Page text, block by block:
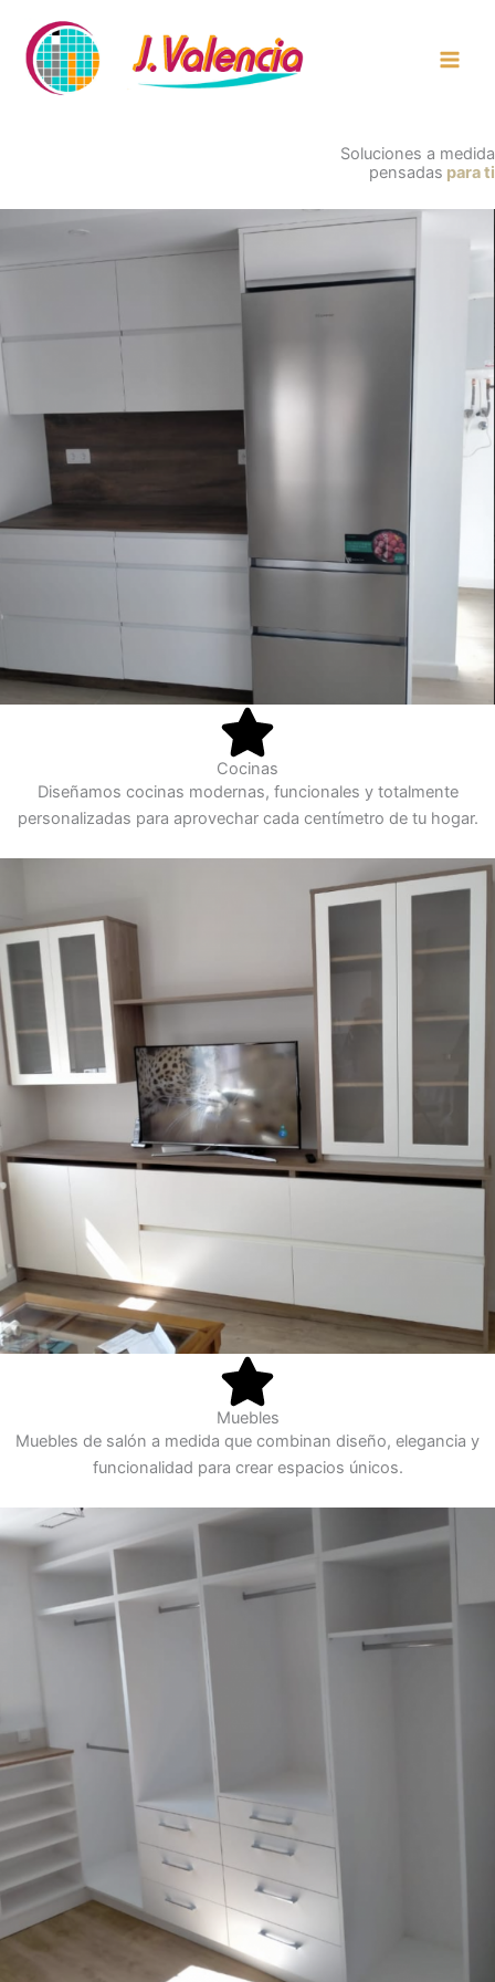
contenido
Soluciones a medida
pensadas para ti
Cocinas
Diseñamos cocinas modernas, funcionales y totalmente
personalizadas para aprovechar cada centímetro de tu hogar.
Muebles
Muebles de salón a medida que combinan diseño, elegancia y
funcionalidad para crear espacios únicos.